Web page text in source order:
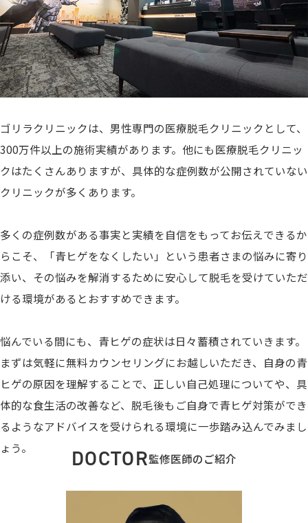
ゴリラクリニックは、男性専門の医療脱毛クリニックとして、
300万件以上の施術実績があります。 他にも医療脱毛クリニッ
クはたくさんありますが、具体的な症例数が公開されていない
クリニックが多くあります。
多くの症例数がある事実と実績を自信をもってお伝えできるか
らこそ、「青ヒゲをなくしたい」という患者さまの悩みに寄り
添い、その悩みを解消するために安心して脱毛を受けていただ
ける環境があるとおすすめできます。
悩んでいる間にも、青ヒゲの症状は日々蓄積されていきます。
まずは気軽に無料カウンセリングにお越しいただき、自身の青
ヒゲの原因を理解することで、正しい自己処理についてや、具
体的な食生活の改善など、脱毛後もご自身で青ヒゲ対策ができ
るようなアドバイスを受けられる環境に一歩踏み込んでみまし
ょう。
DOCTOR監修医師のご紹介